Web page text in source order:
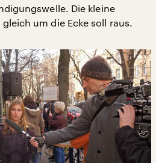
Die kleine
um die Ecke soll raus.